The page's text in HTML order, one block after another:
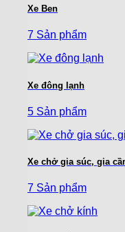
Xe Ben
7 Sản phẩm
Xe đông lạnh
5 Sản phẩm
Xe chở gia súc, gia
7 Sản phẩm